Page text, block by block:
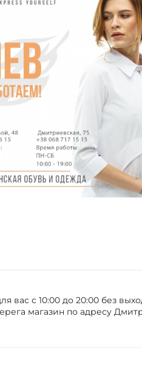
вас с 10:00 до 20:00 без
магазин по адресу